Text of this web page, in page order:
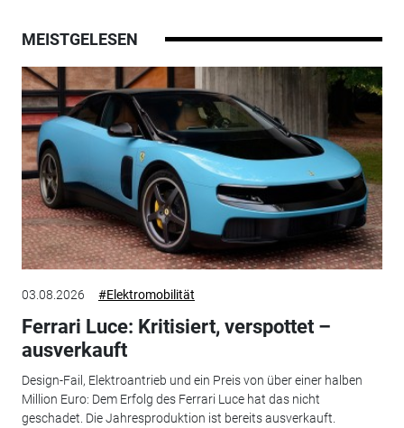
MEISTGELESEN
03.08.2026 #Elektromobilität
Ferrari Luce: Kritisiert, verspottet –
ausverkauft
Design-Fail, Elektroantrieb und ein Preis von über einer halben
Million Euro: Dem Erfolg des Ferrari Luce hat das nicht
geschadet. Die Jahresproduktion ist bereits ausverkauft.